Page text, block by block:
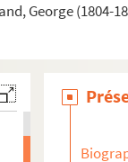
George (1804-